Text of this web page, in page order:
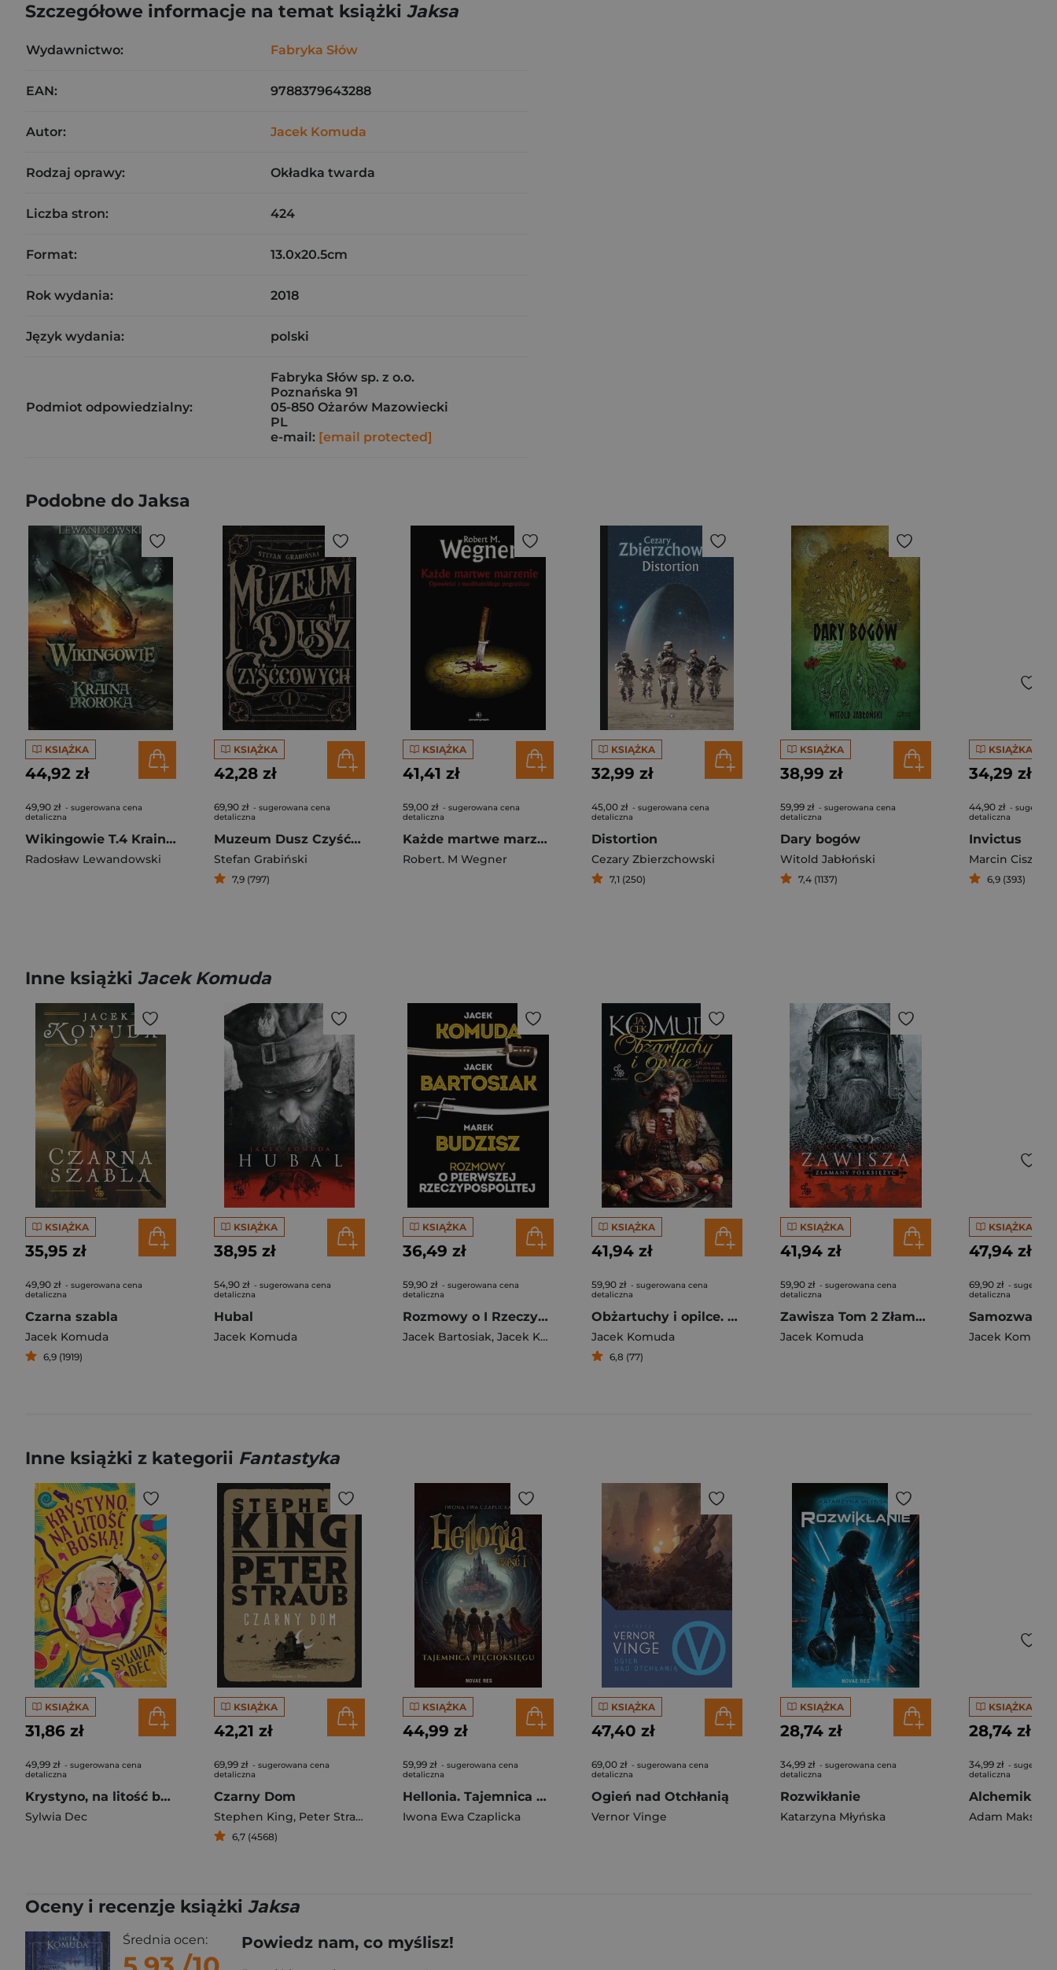
Szczegółowe informacje na temat książki Jaksa
Wydawnictwo: Fabryka Słów
EAN: 9788379643288
Autor: Jacek Komuda
Rodzaj oprawy: Okładka twarda
Liczba stron: 424
Format: 13.0x20.5cm
Rok wydania: 2018
Język wydania: polski
Podmiot odpowiedzialny:
Fabryka Słów sp. z o.o.
Poznańska 91
05-850 Ożarów Mazowiecki
PL
e-mail: [email protected]
Podobne do Jaksa
KSIĄŻKA
44,92 zł
49,90 zł - sugerowana cena
detaliczna
Wikingowie T.4 Kraina Proroka
Radosław Lewandowski
KSIĄŻKA
42,28 zł
69,90 zł - sugerowana cena
detaliczna
Muzeum Dusz Czyśćcowych
Stefan Grabiński
7,9 (797)
KSIĄŻKA
41,41 zł
59,00 zł - sugerowana cena
detaliczna
Każde martwe marzenie. Opowieści z meekhańskiego pogranicza. Tom 5
Robert. M Wegner
KSIĄŻKA
32,99 zł
45,00 zł - sugerowana cena
detaliczna
Distortion
Cezary Zbierzchowski
7,1 (250)
KSIĄŻKA
38,99 zł
59,99 zł - sugerowana cena
detaliczna
Dary bogów
Witold Jabłoński
7,4 (1137)
KSIĄŻKA
34,29 zł
44,90 zł -
detaliczna
Invictus
Marcin
6,9 (393)
Inne książki Jacek Komuda
KSIĄŻKA
35,95 zł
49,90 zł - sugerowana cena
detaliczna
Czarna szabla
Jacek Komuda
6,9 (1919)
KSIĄŻKA
38,95 zł
54,90 zł - sugerowana cena
detaliczna
Hubal
Jacek Komuda
KSIĄŻKA
36,49 zł
59,90 zł - sugerowana cena
detaliczna
Rozmowy o I Rzeczypospolitej
Jacek Bartosiak, Jacek Komuda
KSIĄŻKA
41,94 zł
59,90 zł - sugerowana cena
detaliczna
Obżartuchy i opilce. Przewodnik po stołach, garach i innych krainach Wielkiej I Rzeczypospolitej
Jacek Komuda
6,8 (77)
KSIĄŻKA
41,94 zł
59,90 zł - sugerowana cena
detaliczna
Zawisza Tom 2 Złamany półksiężyc
Jacek Komuda
KSIĄŻKA
47,94 zł
69,90 zł -
detaliczna
Jacek Komuda
Inne książki z kategorii Fantastyka
KSIĄŻKA
31,86 zł
49,99 zł - sugerowana cena
detaliczna
Krystyno, na litość boską!
Sylwia Dec
KSIĄŻKA
42,21 zł
69,99 zł - sugerowana cena
detaliczna
Czarny Dom
Stephen King, Peter Straub
6,7 (4568)
KSIĄŻKA
44,99 zł
59,99 zł - sugerowana cena
detaliczna
Hellonia. Tajemnica Pięcioksięgu. Tom 1
Iwona Ewa Czaplicka
KSIĄŻKA
47,40 zł
69,00 zł - sugerowana cena
detaliczna
Ogień nad Otchłanią
Vernor Vinge
KSIĄŻKA
28,74 zł
34,99 zł - sugerowana cena
detaliczna
Rozwikłanie
Katarzyna Młyńska
KSIĄŻKA
28,74 zł
34,99 zł -
detaliczna
Alchemik
Oceny i recenzje książki Jaksa
Średnia ocen: Powiedz nam, co myślisz!